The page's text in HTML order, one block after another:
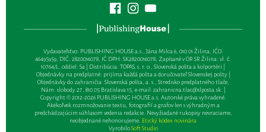
Vydavateľsťvo: PUBLISHING HOUSE a.s., Jána Milca 6, 010 01 Žilina, IČO:
46495959, DIČ: 2820016078, IČ DPH: SK2820016078, Zapísané v OR SR Žilina: vl. č.
10764/L, oddiel: Sa | Distribúcia: TOPAS, s. r. o., Slovenská pošta a kolportéri |
Objednávky na predplatné: prijíma každá pošta a doručovateľ Slovenskej pošty |
Objednávky do zahraničia: Slovenská pošta, a. s., Stredisko predplatného tlače,
Nám. slobody 27, 810 05 Bratislava 15, e-mail:zahranicna.tlac@slposta.sk. |
Copyright © 2012-2026 PUBLISHING HOUSE a.s. Autorské práva vyhradené.
Akékoľvek rozmnožovanie textu, fotografií a grafov len s výhradným a
predchádzajúcim súhlasom vedenia redakcie. Nevyžiadané rukopisy nevraciame,
neobjednané nehonorujeme. Etický kódex novinára
VyrobiloSoft Studio